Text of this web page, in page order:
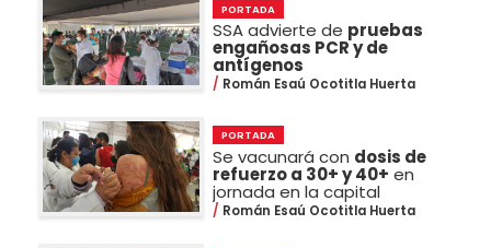
PORTADA
SSA advierte de pruebas
engañosas PCR y de
antígenos
Román Esaú Ocotitla Huerta
PORTADA
Se vacunará con dosis de
refuerzo a 30+ y 40+ en
jornada en la capital
Román Esaú Ocotitla Huerta